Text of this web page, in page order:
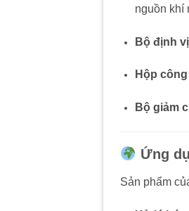
nguồn khí
Bộ định
Hộp
Bộ giảm
Ứng
Sản phẩm